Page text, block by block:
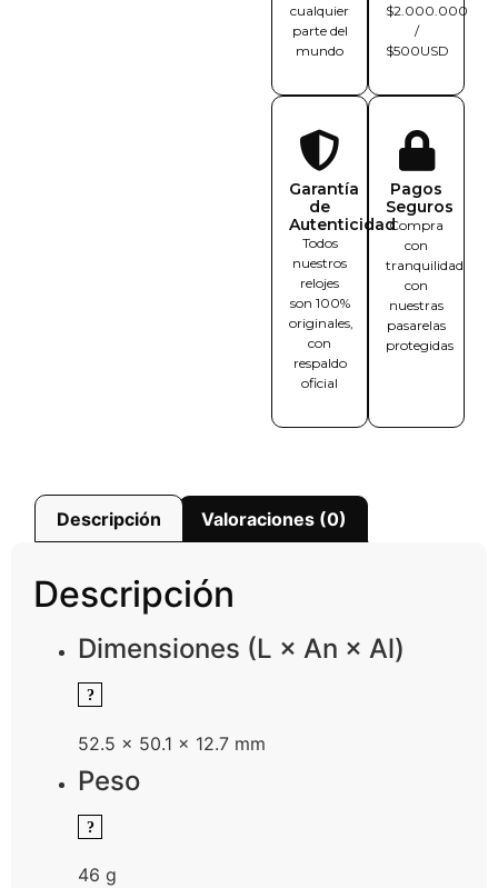
cualquier
parte del
mundo
$2.000.000
/
$500USD
Garantía
de
Autenticidad
Todos
nuestros
relojes
son 100%
originales,
con
respaldo
oficial
Pagos
Seguros
Compra
con
tranquilidad
con
nuestras
pasarelas
protegidas
Descripción Valoraciones (0)
Descripción
Dimensiones (L × An × Al)
52.5 × 50.1 × 12.7 mm
Peso
46 g